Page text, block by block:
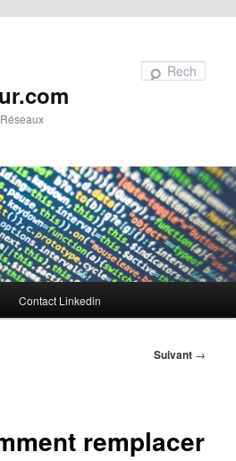
Contact Linkedin
Suivant →
remplacer